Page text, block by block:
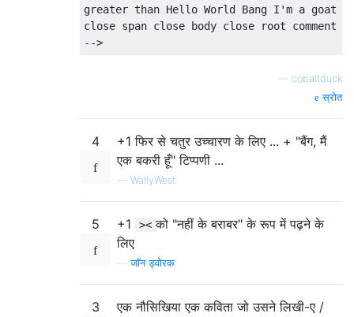
greater than Hello World Bang I'm a goat
close span close body close root comment
cobaltduck
स्रोत
4
+1 फिर से चतुर उच्चारण के लिए ... + "बैंग, मैं
एक बकरी हूँ" टिप्पणी ...
— WallyWest
5 +1 >< को "नहीं के बराबर" के रूप में पढ़ने के
लिए
—जॉन ड्वोरक
3
एक नौसिखिया एक कविता जो उसने लिखी-ए /